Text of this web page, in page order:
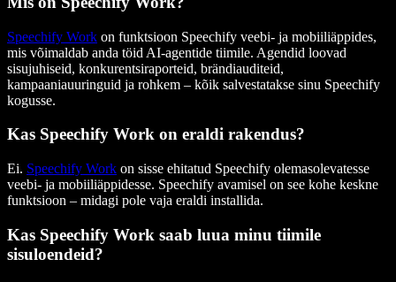
Speechify Work on funktsioon Speechify veebi- ja mobiiliäppides,
mis võimaldab anda töid AI-agentide tiimile. Agendid loovad
sisujuhiseid, konkurentsiraporteid, brändiauditeid,
kampaaniauuringuid ja rohkem – kõik salvestatakse sinu Speechify
kogusse.
Kas Speechify Work on eraldi rakendus?
Ei. Speechify Work on sisse ehitatud Speechify olemasolevatesse
veebi- ja mobiiliäppidesse. Speechify avamisel on see kohe keskne
funktsioon – midagi pole vaja eraldi installida.
Kas Speechify Work saab luua minu tiimile
sisuloendeid?